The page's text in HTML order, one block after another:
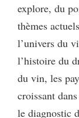
explore, du
thèmes
l’univers du
l’histoire du
du vin, les
croissant
le diagnostic